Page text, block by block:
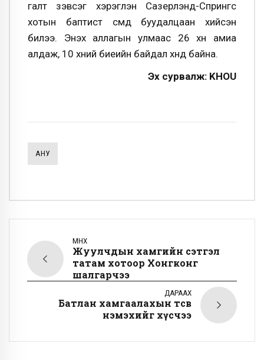
галт зэвсэг хэрэглэн Сазерлэнд-Спрингс
хотын баптист сүмд буудалцаан хийсэн
билээ. Энэхүү аллагын улмаас 26 хүн амиа
алдаж, 10 хүний биеийн байдал хүнд байна.
Эх сурвалж: KHOU
АНУ
ӨМНӨХ
Жуулчдын хамгийн сэтгэл
татам хотоор Хонгконг
шалгарчээ
ДАРААХ
Батлан хамгаалахын төсвөө
нэмэхийг хүсчээ